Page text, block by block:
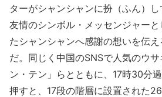
ターがシャンシャンに扮（ふん）し
友情のシンボル・メッセンジャー
たシャンシャンへ感謝の想いを伝
だ。同じく中国のSNSで人気のウ
ン・テン」らとともに、17時30分
押すと、17段の階層に設置された